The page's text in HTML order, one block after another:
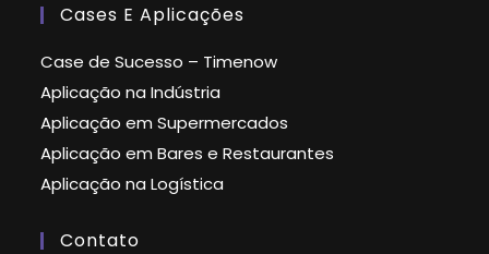
Cases E Aplicações
Case de Sucesso – Timenow
Aplicação na Indústria
Aplicação em Supermercados
Aplicação em Bares e Restaurantes
Aplicação na Logística
Contato